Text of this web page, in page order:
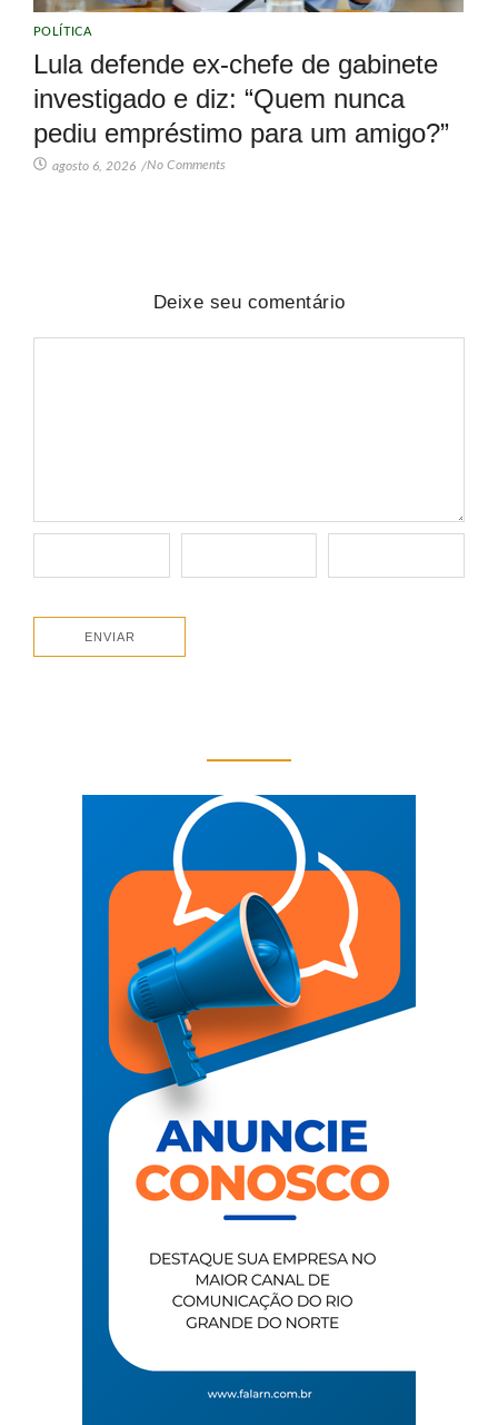
POLÍTICA
Lula defende ex-chefe de gabinete
investigado e diz: “Quem nunca
pediu empréstimo para um amigo?”
agosto 6, 2026 /No Comments
Deixe seu comentário